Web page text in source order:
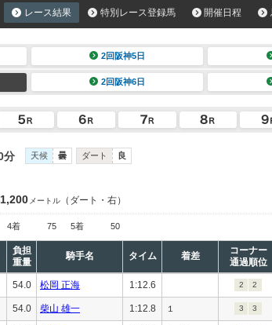
レース結果 特別レース登録馬 開催日程
2回阪神5日
2回阪神6日
分 天候 曇 ダート 良
1,200 メートル （ダート・右）
4着 75 5着 50
負担
重量
騎手名 タイム 着差
コーナー
通過順位
54.0 松岡 正海 1:12.6 2 2
54.0 柴山 雄一 1:12.8 １ 3 3